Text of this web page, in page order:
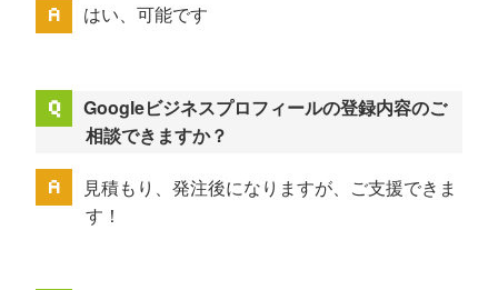
はい、可能です
Googleビジネスプロフィールの登録内容のご
相談できますか？
見積もり、発注後になりますが、ご支援できま
す！